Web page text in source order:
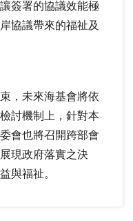
簽署的協議效能極
協議帶來的福祉及
，未來海基會將依
討機制上，針對本
會也將召開跨部會
現政府落實之決
與福祉。